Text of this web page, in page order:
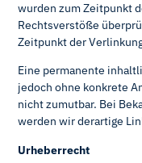
wurden zum Zeitpunkt
Rechtsverstöße
Zeitpunkt der
Eine permanente
jedoch ohne konkrete
nicht zumutbar. Bei
werden wir derartige
Urheberrecht